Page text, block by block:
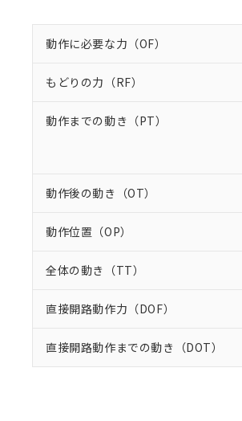
動作に必要な力（OF）
もどりの力（RF）
動作までの動き（PT）
動作後の動き（OT）
動作位置（OP）
全体の動き（TT）
直接開路動作力（DOF）
直接開路動作までの動き（DOT）